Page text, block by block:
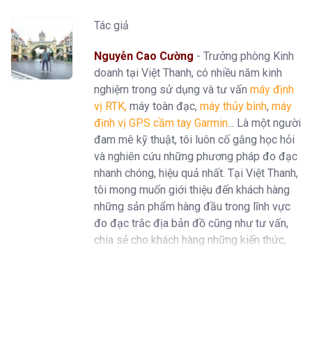
Tác giả
Nguyễn Cao Cường - Trưởng phòng Kinh
doanh tại Việt Thanh, có nhiều năm kinh
nghiệm trong sử dụng và tư vấn máy định
vị RTK, máy toàn đạc, máy thủy bình, máy
định vị GPS cầm tay Garmin... Là một người
đam mê kỹ thuật, tôi luôn cố gắng học hỏi
và nghiên cứu những phương pháp đo đạc
nhanh chóng, hiệu quả nhất. Tại Việt Thanh,
tôi mong muốn giới thiệu đến khách hàng
những sản phẩm hàng đầu trong lĩnh vực
đo đạc trắc địa bản đồ cũng như tư vấn,
chia sẻ cho khách hàng những kiến thức,